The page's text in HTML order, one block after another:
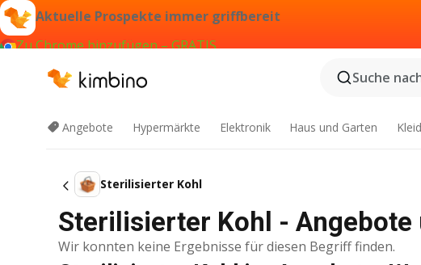
Aktuelle Prospekte immer griffbereit
Zu Chrome hinzufügen – GRATIS
Suche
Angebote Hypermärkte Elektronik Haus und Garten
Sterilisierter Kohl
Sterilisierter Kohl - Angebote
Wir konnten keine Ergebnisse für diesen Begriff finden.